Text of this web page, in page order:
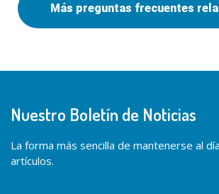
Más preguntas frecuentes
Nuestro Boletín de Noticias
La forma más sencilla de mantenerse al
artículos.